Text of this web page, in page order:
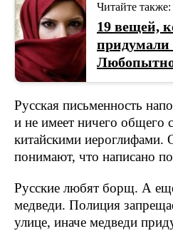
Читайте также:
19 вещей,
придумали
Русская письменность
и не имеет ничего общего
китайскими иероглифами.
понимают, что написано
Русские любят борщ. А
медведи. Полиция
улице, иначе медведи